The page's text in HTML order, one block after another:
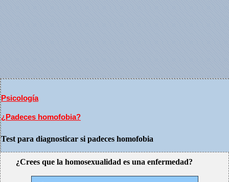
Psicología
¿Padeces homofobia?
Test para diagnosticar si padeces homofobia
¿Crees que la homosexualidad es una enfermedad?